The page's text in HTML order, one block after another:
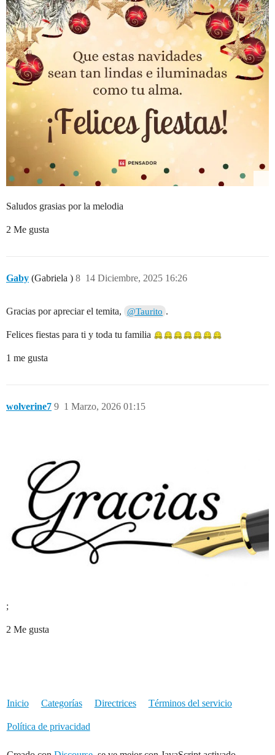
Saludos grasias por la melodia
2 Me gusta
Gaby (Gabriela ) 14 Diciembre, 2025 16:26
8
Gracias por apreciar el temita, @Taurito .
Felices fiestas para ti y toda tu familia
1 me gusta
wolverine7 1 Marzo, 2026 01:15
9
;
2 Me gusta
Inicio Categorías Directrices Términos del servicio
Política de privacidad